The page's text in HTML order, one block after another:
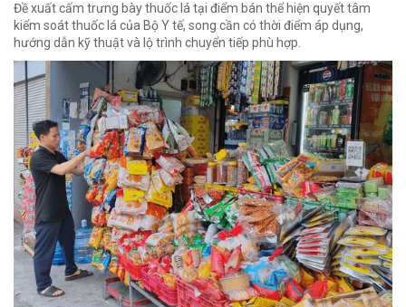
Đề xuất cấm trưng bày thuốc lá tại điểm bán thể hiện quyết tâm
kiểm soát thuốc lá của Bộ Y tế, song cần có thời điểm áp dụng,
hướng dẫn kỹ thuật và lộ trình chuyển tiếp phù hợp.